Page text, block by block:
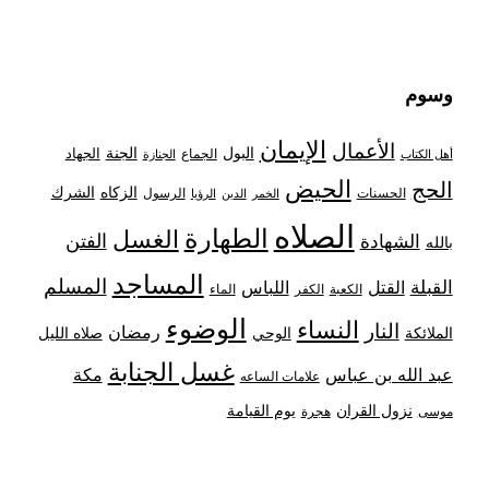
وسوم
أهل الكتاب الأعمال الإيمان البول الجماع الجنازة الجنة الجهاد
الحج الحسنات الحيض الخمر الدين الرؤيا الرسول الزكاه الشرك
بالله الشهادة الصلاه الطهارة الغسل الفتن
القبلة القتل الكعبة الكفر اللباس الماء المساجد المسلم
الملائكة النار النساء الوحي الوضوء رمضان صلاه الليل
عبد الله بن عباس علامات الساعه غسل الجنابة مكة
موسى نزول القران هجرة يوم القيامة